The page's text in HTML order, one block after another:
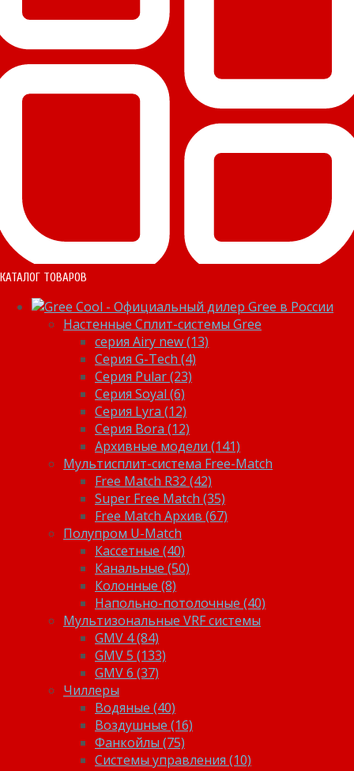
КАТАЛОГ ТОВАРОВ
Настенные Сплит-системы Gree
серия Airy new (13)
Серия G-Tech (4)
Серия Pular (23)
Cерия Soyal (6)
Серия Lyra (12)
Серия Bora (12)
Архивные модели (141)
Мультисплит-система Free-Match
Free Match R32 (42)
Super Free Match (35)
Free Match Архив (67)
Полупром U-Match
Кассетные (40)
Канальные (50)
Колонные (8)
Напольно-потолочные (40)
Мультизональные VRF системы
GMV 4 (84)
GMV 5 (133)
GMV 6 (37)
Чиллеры
Водяные (40)
Воздушные (16)
Фанкойлы (75)
Системы управления (10)